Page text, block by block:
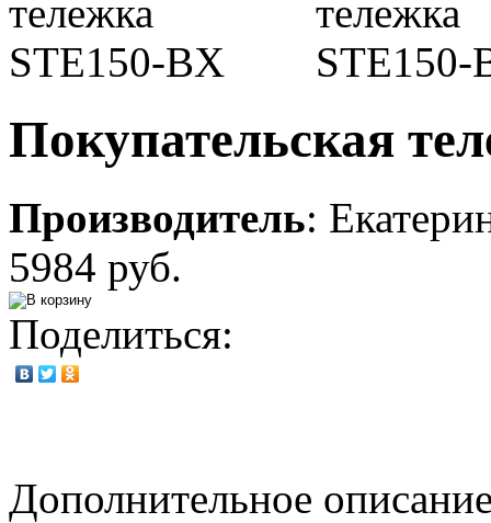
Покупательская
Производитель:
5984 руб.
Поделиться:
Дополнительное